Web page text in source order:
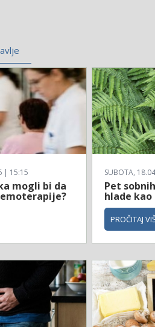
| 15:15
mogli bi da
SUBOTA,
Pet
hlade
PROČITAJ